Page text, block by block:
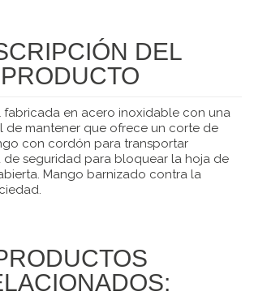
DEL
PRODUCTO
fabricada en acero inoxidable con una
de mantener que ofrece un corte de
con cordón para transportar
de seguridad para bloquear la hoja de
Mango barnizado contra la